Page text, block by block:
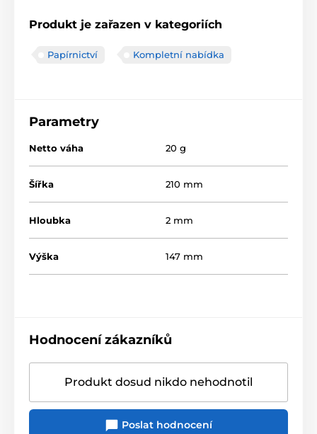
Produkt je zařazen v kategoriích
Papírnictví Kompletní nabídka
Parametry
Netto váha 20 g
Šířka 210 mm
Hloubka 2 mm
Výška 147 mm
Hodnocení zákazníků
Produkt dosud nikdo nehodnotil
Poslat hodnocení